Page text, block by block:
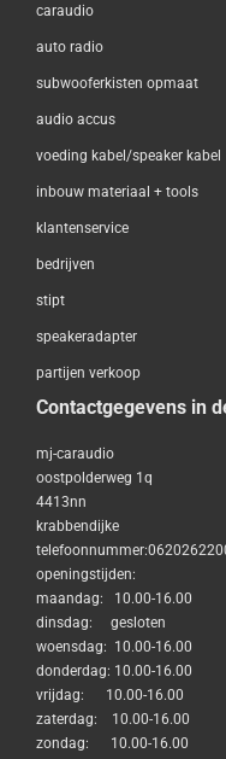
caraudio
auto radio
subwooferkisten opmaat
audio accus
voeding kabel/speaker kabel
inbouw materiaal + tools
klantenservice
bedrijven
stipt
speakeradapter
partijen verkoop
Contactgegevens in
mj-caraudio
oostpolderweg 1q
4413nn
krabbendijke
openingstijden:
maandag: 10.00-16.00
dinsdag: gesloten
woensdag: 10.00-16.00
donderdag: 10.00-16.00
vrijdag: 10.00-16.00
zaterdag: 10.00-16.00
zondag: 10.00-16.00